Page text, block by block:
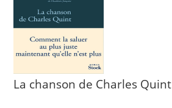
La chanson de Charles Quint